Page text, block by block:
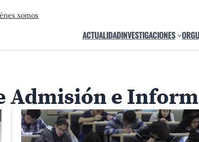
somos
ACTUALIDADINVESTIGACIONES
Admisión e